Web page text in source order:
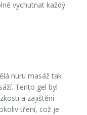
vychutnat každý
nuru masáž tak
Tento gel byl
a zajištění
tření, což je